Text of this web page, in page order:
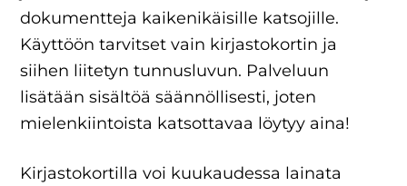
dokumentteja kaikenikäisille katsojille.
Käyttöön tarvitset vain kirjastokortin ja
siihen liitetyn tunnusluvun. Palveluun
lisätään sisältöä säännöllisesti, joten
mielenkiintoista katsottavaa löytyy aina!
Kirjastokortilla voi kuukaudessa lainata